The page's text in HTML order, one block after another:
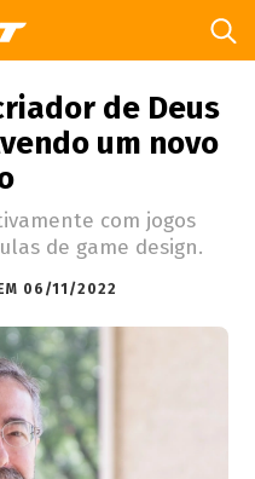
de Deus
um novo
com jogos
de game design.
EM 06/11/2022